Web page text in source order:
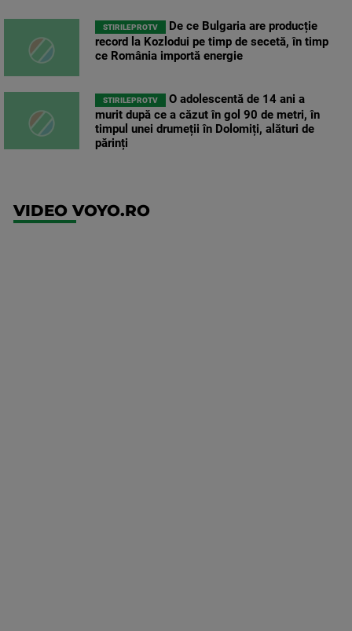
STIRILEPROTV
De ce Bulgaria are producție
record la Kozlodui pe timp de secetă, în timp
ce România importă energie
STIRILEPROTV
O adolescentă de 14 ani a
murit după ce a căzut în gol 90 de metri, în
timpul unei drumeții în Dolomiți, alături de
părinți
VIDEO VOYO.RO